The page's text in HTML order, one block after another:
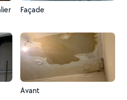
Façade
Avant